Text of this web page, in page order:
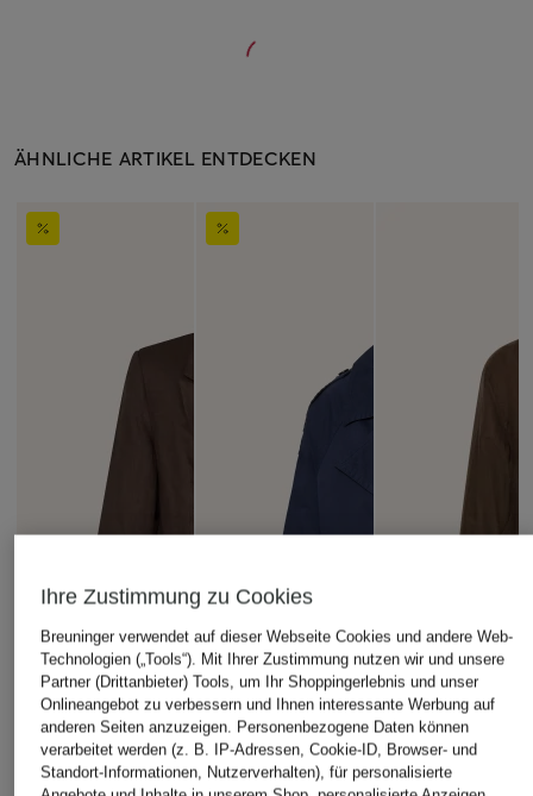
ÄHNLICHE ARTIKEL ENTDECKEN
Ihre Zustimmung zu Cookies
Breuninger verwendet auf dieser Webseite Cookies und andere Web-
Technologien („Tools“). Mit Ihrer Zustimmung nutzen wir und unsere
Partner (Drittanbieter) Tools, um Ihr Shoppingerlebnis und unser
Onlineangebot zu verbessern und Ihnen interessante Werbung auf
anderen Seiten anzuzeigen. Personenbezogene Daten können
verarbeitet werden (z. B. IP-Adressen, Cookie-ID, Browser- und
Standort-Informationen, Nutzerverhalten), für personalisierte